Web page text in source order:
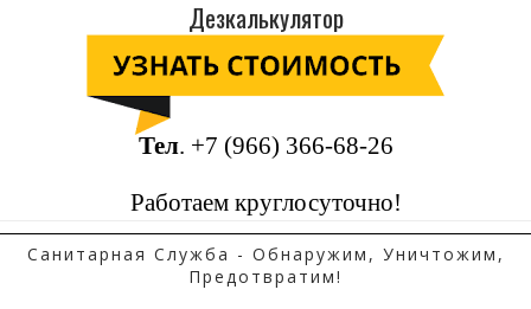
Дезкалькулятор
Тел. +7 (966) 366-68-26
Работаем круглосуточно!
Санитарная Служба - Обнаружим, Уничтожим,
Предотвратим!